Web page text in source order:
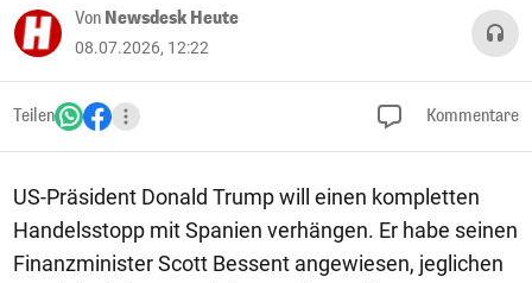
Von Newsdesk Heute
08.07.2026, 12:22
Teilen Kommentare
US-Präsident Donald Trump will einen kompletten
Handelsstopp mit Spanien verhängen. Er habe seinen
Finanzminister Scott Bessent angewiesen, jeglichen